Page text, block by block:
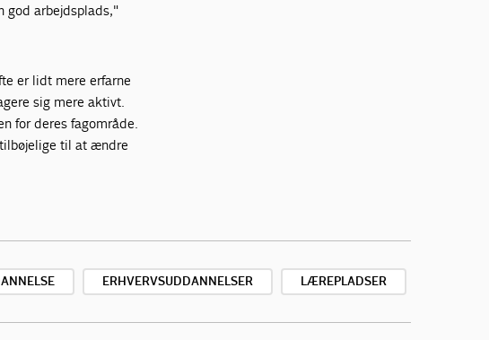
god arbejdsplads,"
er lidt mere erfarne
sig mere aktivt.
for deres fagområde.
til at ændre
ERHVERVSUDDANNELSER LÆREPLADSER